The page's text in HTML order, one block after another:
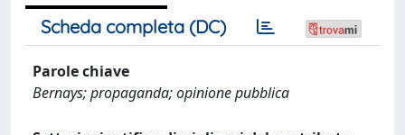
Scheda completa (DC)
Parole chiave
Bernays; propaganda; opinione pubblica